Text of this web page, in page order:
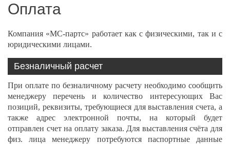
Оплата
Компания «МС-партс» работает как с физическими, так и с
юридическими лицами.
Безналичный расчет
При оплате по безналичному расчету необходимо сообщить
менеджеру перечень и количество интересующих Вас
позиций, реквизиты, требующиеся для выставления счета, а
также адрес электронной почты, на который будет
отправлен счет на оплату заказа. Для выставления счёта для
физ. лица менеджеру потребуются паспортные данные